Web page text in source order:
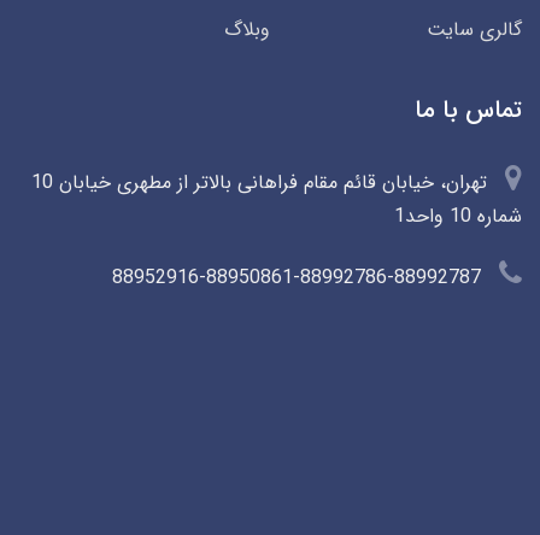
گالری سایت
وبلاگ
تماس با ما
تهران، خیابان قائم مقام فراهانی بالاتر از مطهری خیابان 10
شماره 10 واحد1